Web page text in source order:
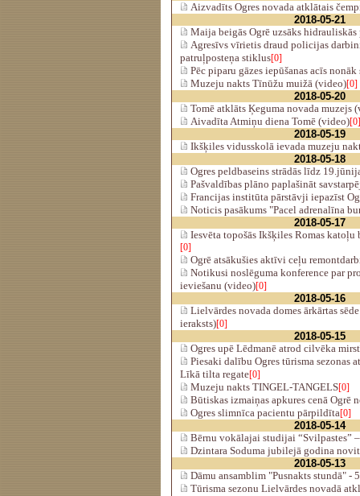
Aizvadīts Ogres novada atklātais
2018-05-21
Maija beigās Ogrē uzsāks hidrauliskās
Agresīvs vīrietis draud policijas
patruļposteņa stiklus[0]
Pēc piparu gāzes iepūšanas acīs
Muzeju nakts Tīnūžu muižā (video)[0]
2018-05-20
Tomē atklāts Ķeguma novada muzejs
Aivadīta Atmiņu diena Tomē (video)[0]
2018-05-19
Ikšķiles vidusskolā ievada muzeju
2018-05-18
Ogres peldbaseins strādās līdz
Pašvaldības plāno paplašināt
Francijas institūta pārstāvji iepazīst
Noticis pasākums "Pacel adrenalīna
2018-05-17
Iesvēta topošās Ikšķiles Romas katoļu
[0]
Ogrē atsākušies aktīvi ceļu
Notikusi noslēguma konference par
ieviešanu (video)[0]
2018-05-16
Lielvārdes novada domes ārkārtas
ieraksts)[0]
2018-05-15
Ogres upē Lēdmanē atrod cilvēka
Piesaki dalību Ogres tūrisma sezonas
Līkā tilta regate[0]
Muzeju nakts TINGEL-TANGELS[0]
Būtiskas izmaiņas apkures cenā Ogrē
Ogres slimnīca pacientu pārpildīta[0]
2018-05-14
Bērnu vokālajai studijai “Svilpastes”
Dzintara Soduma jubilejā godina
2018-05-13
Dāmu ansamblim "Pusnakts stundā" -
Tūrisma sezonu Lielvārdes novadā